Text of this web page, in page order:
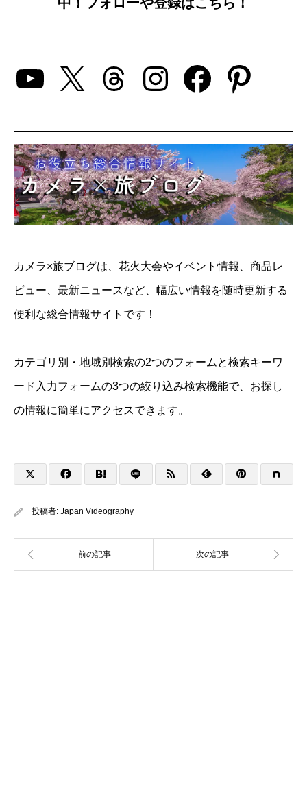
YouTube
X Threads
Instagram
カメラ×旅ブログは、花火大会やイベント情報、商品レ
ビュー、最新ニュースなど、幅広い情報を随時更新する
便利な総合情報サイトです！
カテゴリ別・地域別検索の2つのフォームと検索キーワ
ード入力フォームの3つの絞り込み検索機能で、お探し
の情報に簡単にアクセスできます。
投稿者: Japan Videography